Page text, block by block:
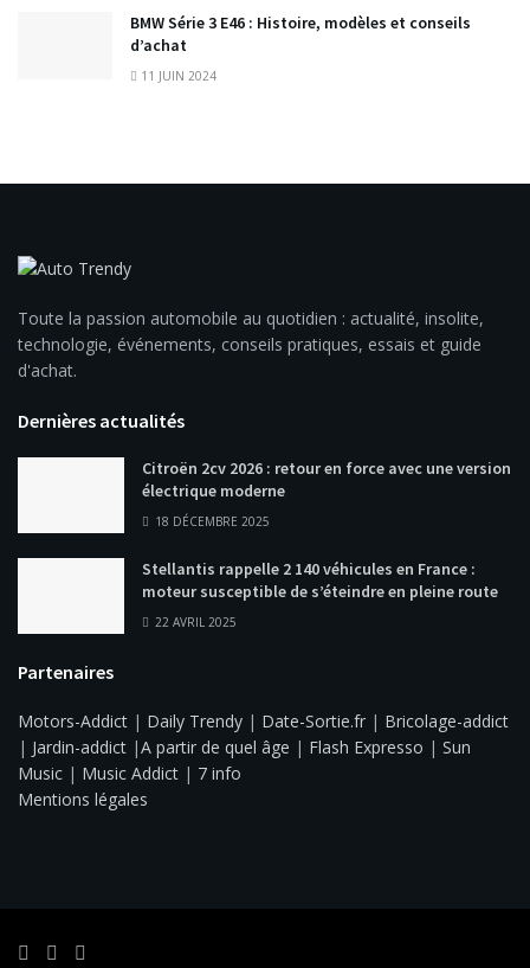
BMW Série 3 E46 : Histoire, modèles et conseils
d’achat
11 JUIN 2024
Toute la passion automobile au quotidien : actualité, insolite,
technologie, événements, conseils pratiques, essais et guide
d'achat.
Dernières actualités
Citroën 2cv 2026 : retour en force avec une version
électrique moderne
18 DÉCEMBRE 2025
Stellantis rappelle 2 140 véhicules en France :
moteur susceptible de s’éteindre en pleine route
22 AVRIL 2025
Partenaires
Motors-Addict | Daily Trendy | Date-Sortie.fr | Bricolage-addict
| Jardin-addict |A partir de quel âge | Flash Expresso | Sun
Music | Music Addict | 7 info
Mentions légales